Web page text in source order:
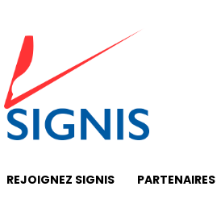
REJOIGNEZ SIGNIS PARTENAIRES